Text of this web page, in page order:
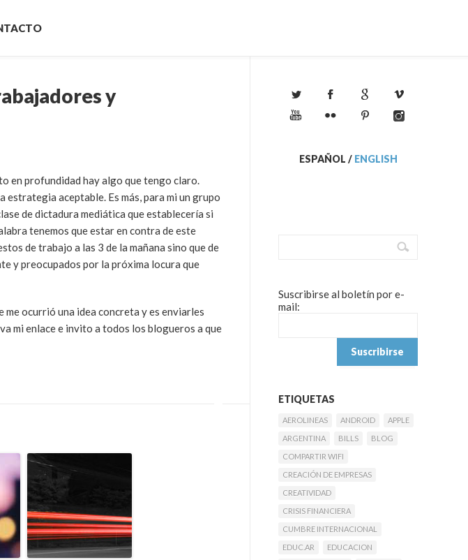
y
en profundidad hay algo que tengo claro.
aceptable. Es más, para mi un grupo
de dictadura mediática que establecería si
tenemos que estar en contra de este
de trabajo a las 3 de la mañana sino que de
y preocupados por la próxima locura que
ocurrió una idea concreta y es enviarles
mi enlace e invito a todos los blogueros a que
ESPAÑOL / ENGLISH
Suscribirse al boletín por e-
mail:
ETIQUETAS
AEROLINEAS ANDROID
APPLE
ARGENTINA
BILLS
BLOG
COMPARTIR WIFI
CREACIÓN DE EMPRESAS
CREATIVIDAD
CRISIS FINANCIERA
CUMBRE INTERNACIONAL
EDUC.AR
EDUCACION